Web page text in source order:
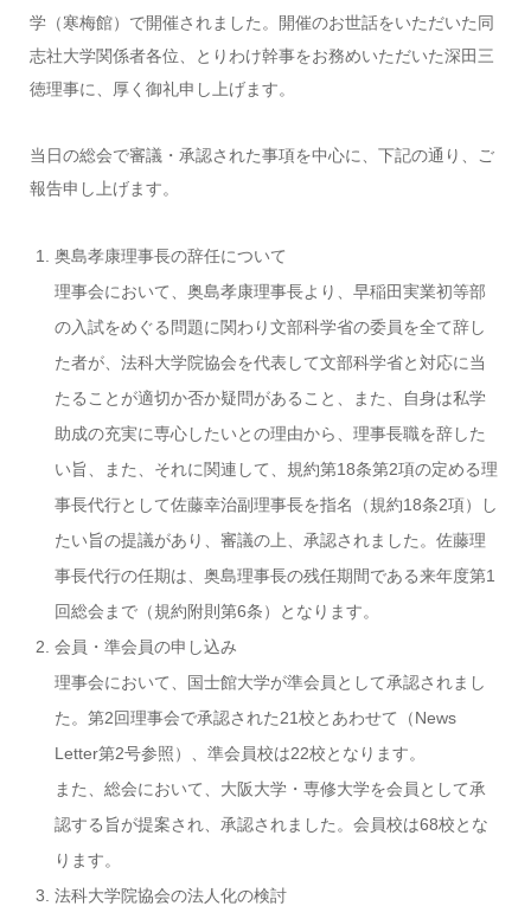
学（寒梅館）で開催されました。開催のお世話をいただいた同
志社大学関係者各位、とりわけ幹事をお務めいただいた深田三
徳理事に、厚く御礼申し上げます。
当日の総会で審議・承認された事項を中心に、下記の通り、ご
報告申し上げます。
奥島孝康理事長の辞任について
理事会において、奥島孝康理事長より、早稲田実業初等部
の入試をめぐる問題に関わり文部科学省の委員を全て辞し
た者が、法科大学院協会を代表して文部科学省と対応に当
たることが適切か否か疑問があること、また、自身は私学
助成の充実に専心したいとの理由から、理事長職を辞した
い旨、また、それに関連して、規約第18条第2項の定める理
事長代行として佐藤幸治副理事長を指名（規約18条2項）し
たい旨の提議があり、審議の上、承認されました。佐藤理
事長代行の任期は、奥島理事長の残任期間である来年度第1
回総会まで（規約附則第6条）となります。
会員・準会員の申し込み
理事会において、国士館大学が準会員として承認されまし
た。第2回理事会で承認された21校とあわせて（News
Letter第2号参照）、準会員校は22校となります。
また、総会において、大阪大学・専修大学を会員として承
認する旨が提案され、承認されました。会員校は68校とな
ります。
法科大学院協会の法人化の検討